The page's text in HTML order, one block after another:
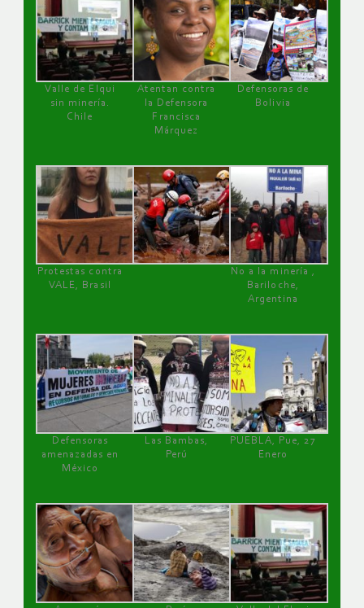
Valle de Elqui
sin minería.
Chile
Atentan contra
la Defensora
Francisca
Márquez
Defensoras de
Bolivia
Protestas contra
VALE, Brasil
No a la minería ,
Bariloche,
Argentina
Defensoras
amenazadas en
México
Las Bambas,
Perú
PUEBLA, Pue, 27
Enero